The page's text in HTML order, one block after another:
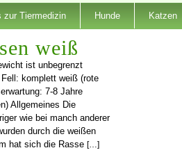
zur Tiermedizin Hunde Katzen
weiß
ist unbegrenzt
komplett weiß (rote
7-8 Jahre
Allgemeines Die
wie bei manch anderer
durch die weißen
hat sich die Rasse […]